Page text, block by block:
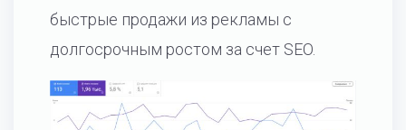
быстрые продажи из рекламы с
долгосрочным ростом за счет SEO.